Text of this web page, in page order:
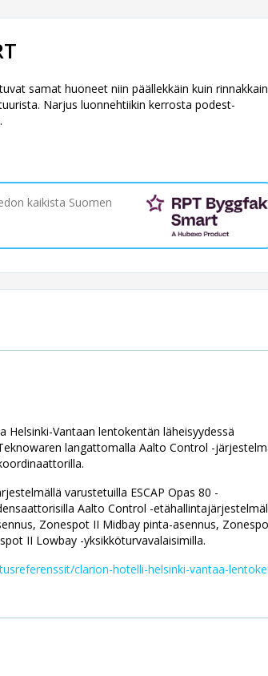
samat huoneet niin päällekkäin kuin
Narjus luonnehtiikin kerrosta podest-
kaikista Suomen
Helsinki-Vantaan lentokentän läheisyydessä
langattomalla Aalto Control -
varustetuilla ESCAP Opas 80 -
Aalto Control -
Zonespot II Midbay pinta-asennus,
II Lowbay -yksikköturvavalaisimilla.
clarion-hotelli-helsinki-vantaa-